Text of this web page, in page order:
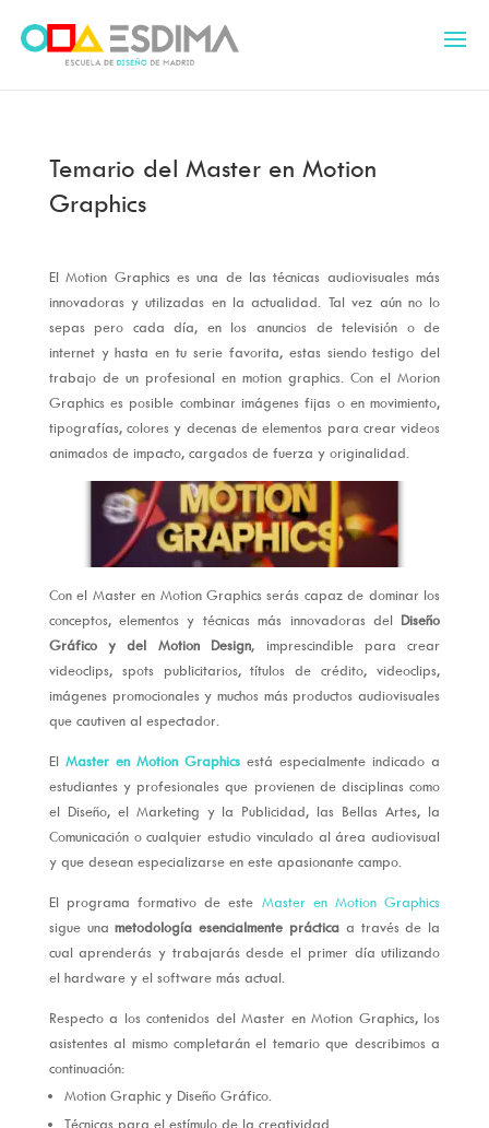
Temario del Master en Motion
Graphics
El Motion Graphics es una de las técnicas audiovisuales más
innovadoras y utilizadas en la actualidad. Tal vez aún no lo
sepas pero cada día, en los anuncios de televisión o de
internet y hasta en tu serie favorita, estas siendo testigo del
trabajo de un profesional en motion graphics. Con el Morion
Graphics es posible combinar imágenes fijas o en movimiento,
tipografías, colores y decenas de elementos para crear videos
animados de impacto, cargados de fuerza y originalidad.
Con el Master en Motion Graphics serás capaz de dominar los
conceptos, elementos y técnicas más innovadoras del Diseño
Gráfico y del Motion Design, imprescindible para crear
videoclips, spots publicitarios, títulos de crédito, videoclips,
imágenes promocionales y muchos más productos audiovisuales
que cautiven al espectador.
El Master en Motion Graphics está especialmente indicado a
estudiantes y profesionales que provienen de disciplinas como
el Diseño, el Marketing y la Publicidad, las Bellas Artes, la
Comunicación o cualquier estudio vinculado al área audiovisual
y que desean especializarse en este apasionante campo.
El programa formativo de este Master en Motion Graphics
sigue unametodología esencialmente práctica a través de la
cual aprenderás y trabajarás desde el primer día utilizando
el hardware y el software más actual.
Respecto a los contenidos del Master en Motion Graphics, los
asistentes al mismo completarán el temario que describimos a
continuación:
Motion Graphic y Diseño Gráfico.
Técnicas para el estímulo de la creatividad.